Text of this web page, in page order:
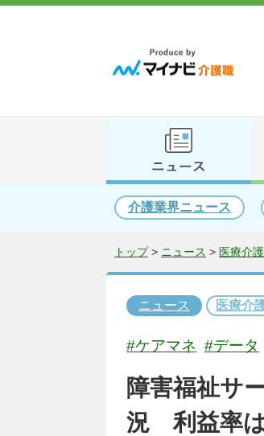
介護業界ニュース
トップ> ニュース > 医療介
ニュース 医療介
#ケアマネ #データ
障害福祉サ
況 利益率は